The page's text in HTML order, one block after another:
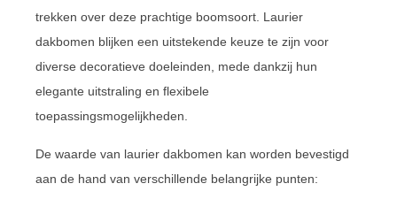
trekken over deze prachtige boomsoort. Laurier
dakbomen blijken een uitstekende keuze te zijn voor
diverse decoratieve doeleinden, mede dankzij hun
elegante uitstraling en flexibele
toepassingsmogelijkheden.
De waarde van laurier dakbomen kan worden bevestigd
aan de hand van verschillende belangrijke punten: